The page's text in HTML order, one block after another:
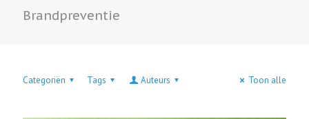
Brandpreventie
Categoriën Tags Auteurs Toon alle